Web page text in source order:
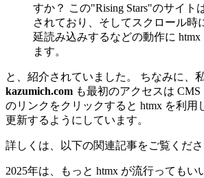
すか？ この"Rising Stars"のサイト
されており、そしてスクロール時
延読み込みするなどの動作に htmx
ます。
と、紹介されていました。 ちなみに、
kazumich.com も最初のアクセスは
のリンクをクリックすると htmx を利用
更新するようにしています。
詳しくは、以下の関連記事をご覧くださ
2025年は、もっと htmx が流行ってもい